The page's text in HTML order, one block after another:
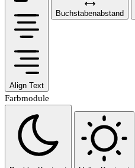
Align Text
Buchstabenabstand
Farbmodule